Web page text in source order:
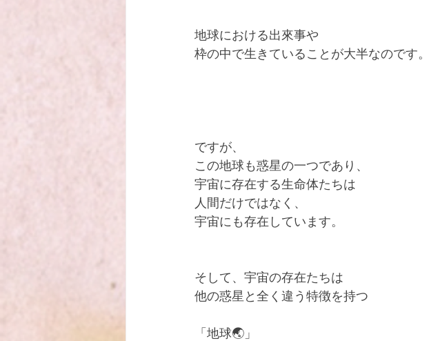
地球における出來事や
枠の中で生きていることが大半なのです。
ですが、
この地球も惑星の一つであり、
宇宙に存在する生命体たちは
人間だけではなく、
宇宙にも存在しています。
そして、宇宙の存在たちは
他の惑星と全く違う特徴を持つ
「地球🌏」